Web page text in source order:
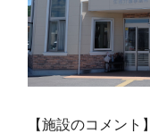
【施設のコメント】